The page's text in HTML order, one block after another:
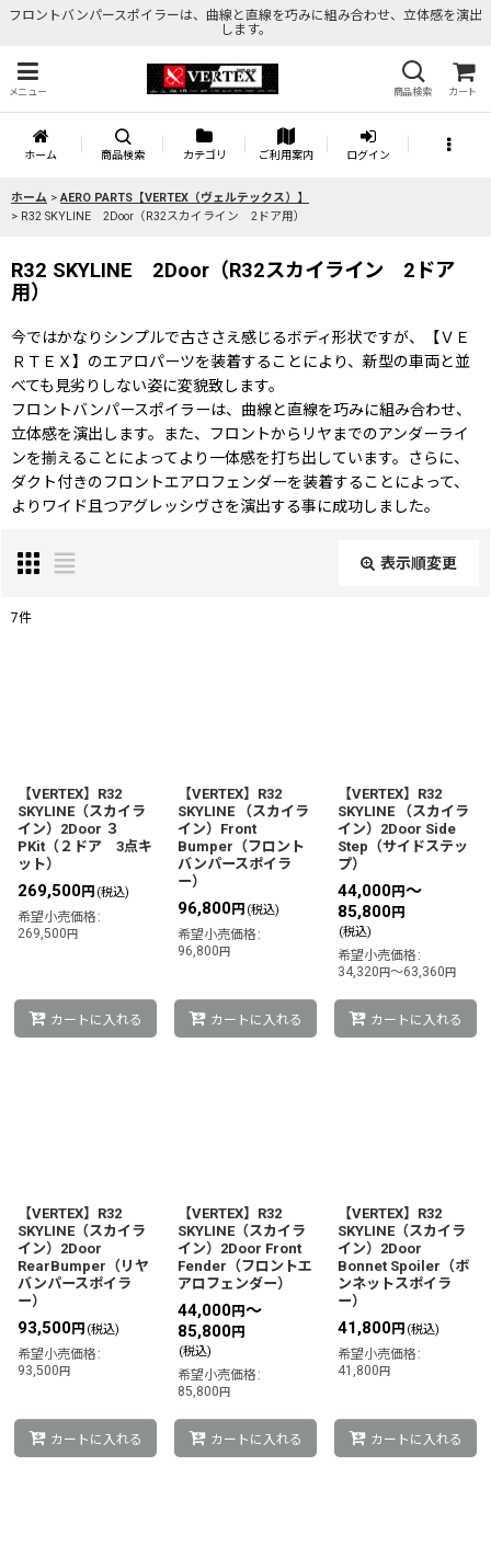
フロントバンパースポイラーは、曲線と直線を巧みに組み合わせ、立体感を演出
します。
メニュー 商品検索 カート
ホーム 商品検索 カテゴリ ご利用案内 ログイン
ホーム > AERO PARTS【VERTEX（ヴェルテックス）】
> R32 SKYLINE 2Door（R32スカイライン 2ドア用）
R32 SKYLINE 2Door（R32スカイライン 2ドア
用）
今ではかなりシンプルで古ささえ感じるボディ形状ですが、【ＶＥ
ＲＴＥＸ】のエアロパーツを装着することにより、新型の車両と並
べても見劣りしない姿に変貌致します。
フロントバンパースポイラーは、曲線と直線を巧みに組み合わせ、
立体感を演出します。また、フロントからリヤまでのアンダーライ
ンを揃えることによってより一体感を打ち出しています。さらに、
ダクト付きのフロントエアロフェンダーを装着することによって、
よりワイド且つアグレッシヴさを演出する事に成功しました。
表示順変更
絞り込む
7件
【VERTEX】R32
SKYLINE（スカイラ
イン）2Door ３
PKit（２ドア 3点キ
ット）
269,500円 (税込)
希望小売価格 :
269,500円
カートに入れる
【VERTEX】R32
SKYLINE （スカイラ
イン）Front
Bumper（フロント
バンパースポイラ
ー）
96,800円 (税込)
希望小売価格 :
96,800円
カートに入れる
【VERTEX】R32
SKYLINE （スカイラ
イン）2Door Side
Step（サイドステッ
プ）
44,000円～
85,800円
(税込)
希望小売価格 :
34,320円～63,360円
カートに入れる
【VERTEX】R32
SKYLINE（スカイラ
イン）2Door
RearBumper（リヤ
バンパースポイラ
ー）
93,500円 (税込)
希望小売価格 :
93,500円
カートに入れる
【VERTEX】R32
SKYLINE（スカイラ
イン）2Door Front
Fender（フロントエ
アロフェンダー）
44,000円～
85,800円
(税込)
希望小売価格 :
85,800円
カートに入れる
【VERTEX】R32
SKYLINE（スカイラ
イン）2Door
Bonnet Spoiler（ボ
ンネットスポイラ
ー）
41,800円 (税込)
希望小売価格 :
41,800円
カートに入れる